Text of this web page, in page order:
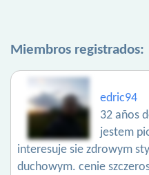
Miembros registrados:
edric94
32 años
jestem
interesuje sie zdrowym
duchowym. cenie